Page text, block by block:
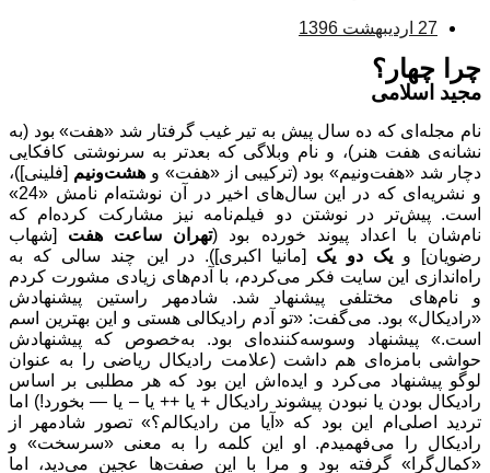
27 اردیبهشت 1396
چرا چهار؟
مجید اسلامی
نام مجله‌ای که ده سال پیش به تیر غیب گرفتار شد «هفت» بود (به
نشانه‌ی هفت هنر)، و نام وبلاگی که بعدتر به سرنوشتی کافکایی
دچار شد «هفت‌ونیم» بود (ترکیبی از «هفت» و هشت‌ونیم [فلینی])،
و نشریه‌ای که در این سال‌های اخیر در آن نوشته‌ام نامش «24»
است. پیش‌تر در نوشتن دو فیلم‌نامه نیز مشارکت کرده‌ام که
نام‌شان با اعداد پیوند خورده بود (تهران ساعت هفت [شهاب
رضویان] ویک دو یک [مانیا اکبری]). در این چند سالی که به
راه‌اندازی این سایت فکر می‌کردم، با آدم‌های زیادی مشورت کردم
و نام‌های مختلفی پیشنهاد شد. شادمهر راستین پیشنهادش
«رادیکال» بود. می‌گفت: «تو آدم رادیکالی هستی و این بهترین اسم
است.» پیشنهاد وسوسه‌کننده‌ای بود. به‌خصوص که پیشنهادش
حواشی بامزه‌ای هم داشت (علامت رادیکال ریاضی را به عنوان
لوگو پیشنهاد می‌کرد و ایده‌اش این بود که هر مطلبی بر اساس
رادیکال بودن یا نبودن پیشوند رادیکال + یا ++ یا – یا — بخورد!) اما
تردید اصلی‌ام این بود که «آیا من رادیکالم؟» تصور شادمهر از
رادیکال را می‌فهمیدم. او این کلمه را به معنی «سرسخت» و
«کمال‌گرا» گرفته بود و مرا با این صفت‌ها عجین می‌دید، اما